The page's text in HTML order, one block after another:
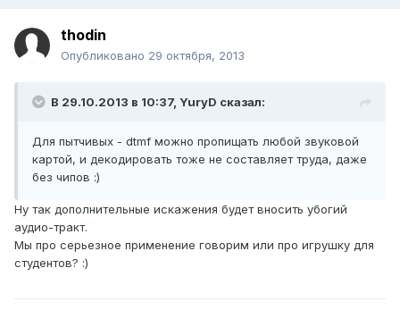
thodin
Опубликовано 29 октября, 2013
В 29.10.2013 в 10:37, YuryD сказал:
Для пытчивых - dtmf можно пропищать любой звуковой
картой, и декодировать тоже не составляет труда, даже
без чипов :)
Ну так дополнительные искажения будет вносить убогий
аудио-тракт.
Мы про серьезное применение говорим или про игрушку для
студентов? :)